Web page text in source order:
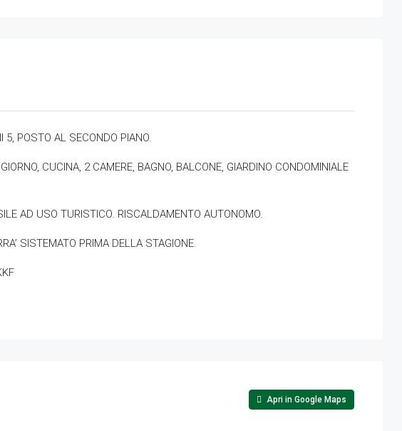
5, POSTO AL SECONDO PIANO.
CUCINA, 2 CAMERE, BAGNO, BALCONE, GIARDINO CONDOMINIALE
AD USO TURISTICO. RISCALDAMENTO AUTONOMO.
SISTEMATO PRIMA DELLA STAGIONE.
Apri in Google Maps